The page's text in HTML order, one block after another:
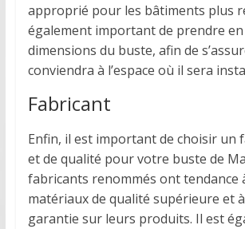
approprié pour les bâtiments plus
également important de prendre
dimensions du buste, afin de
conviendra à l’espace où il sera
Fabricant
Enfin, il est important de choisir un
et de qualité pour votre buste de
fabricants renommés ont tendance
matériaux de qualité supérieure et
garantie sur leurs produits. Il est